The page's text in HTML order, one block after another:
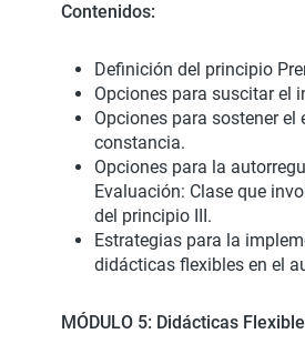
Contenidos:
Definición del principio
Opciones para suscitar el
Opciones para sostener el
constancia.
Opciones para la
Evaluación: Clase que
del principio III.
Estrategias para la
didácticas flexibles en el
MÓDULO 5: Didácticas